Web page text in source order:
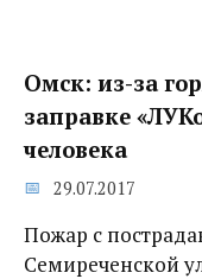
Омск: из-за
заправке
человека
29.07.2017
Пожар с
Семиреченской